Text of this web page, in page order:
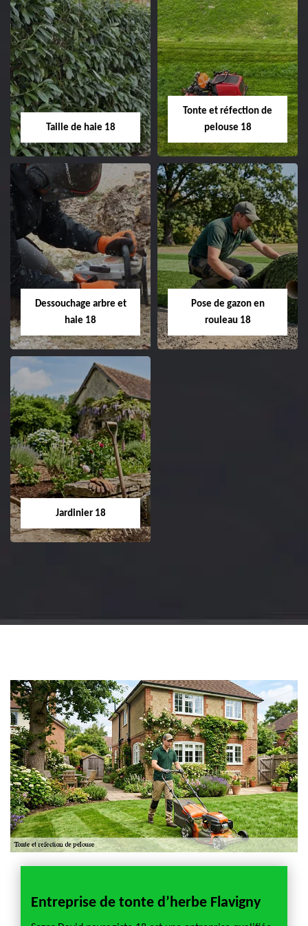
Elagage d'arbre 18
Entreprise élagage
d'arbre 18 Cher tel:
02.52.56.49.40
Abattage d'arbres
18
Entreprise abattage
Taille de haie 18
Taille de haie 18
Entreprise taille de haie
18 Cher tel:
02.52.56.49.40
Tonte et réfection de
pelouse 18
Tonte et réfection
de pelouse 18
Entreprise tonte et
Cher tel: 02.52.56.49.40
Dessouchage arbre et
haie 18
Dessouchage arbre
et haie 18
Entreprise dessouchage
arbre et haie 18 Cher
Pose de gazon en
rouleau 18
Jardinier 18
Entreprise de tonte d’herbe Flavigny